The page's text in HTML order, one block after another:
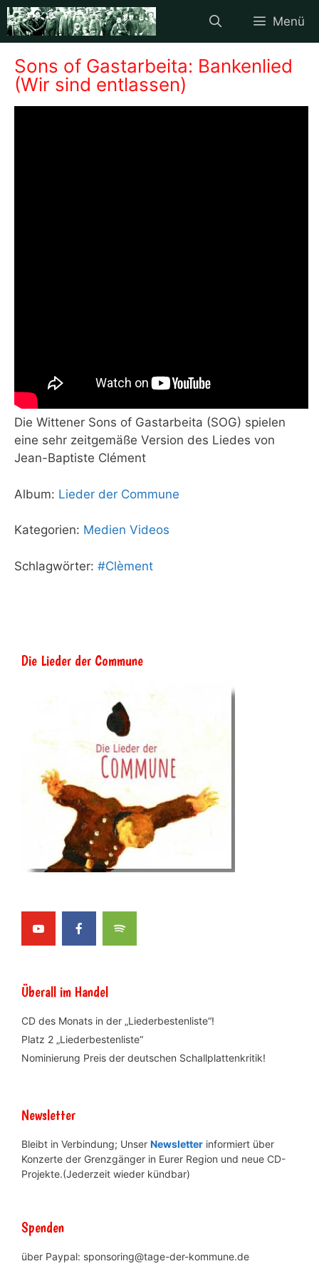
Zum
Inhalt
springen
Menü
Sons of Gastarbeita: Bankenlied
(Wir sind entlassen)
Die Wittener Sons of Gastarbeita (SOG) spielen
eine sehr zeitgemäße Version des Liedes von
Jean-Baptiste Clément
Album: Lieder der Commune
Kategorien: Medien Videos
Schlagwörter: #Clèment
Die Lieder der Commune
Überall im Handel
CD des Monats in der „Liederbestenliste“!
Platz 2 „Liederbestenliste“
Nominierung Preis der deutschen Schallplattenkritik!
Newsletter
Bleibt in Verbindung; Unser Newsletter informiert über
Konzerte der Grenzgänger in Eurer Region und neue CD-
Projekte.(Jederzeit wieder kündbar)
Spenden
über Paypal: sponsoring@tage-der-kommune.de